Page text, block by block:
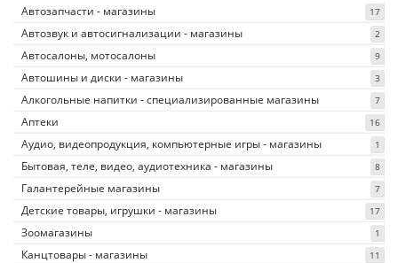
Автозапчасти - магазины 17
Автозвук и автосигнализации - магазины 2
Автосалоны, мотосалоны 9
Автошины и диски - магазины 3
Алкогольные напитки - специализированные магазины 7
Аптеки 16
Аудио, видеопродукция, компьютерные игры - магазины 1
Бытовая, теле, видео, аудиотехника - магазины 8
Галантерейные магазины 7
Детские товары, игрушки - магазины 17
Зоомагазины 1
Канцтовары - магазины 11